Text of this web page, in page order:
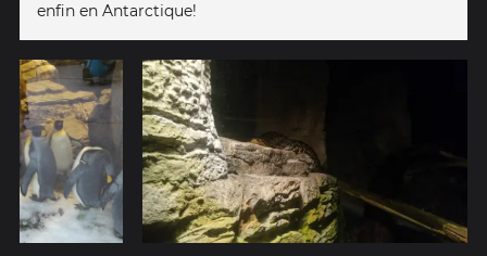
enfin en Antarctique!